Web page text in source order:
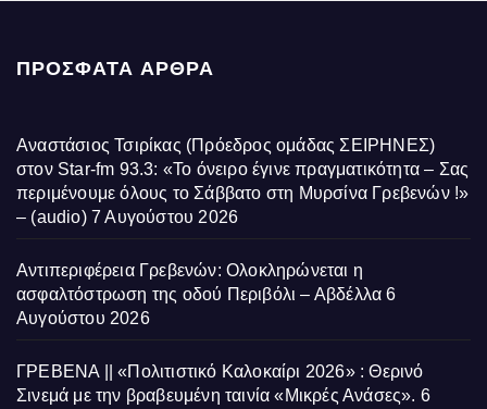
ΠΡΌΣΦΑΤΑ ΆΡΘΡΑ
Αναστάσιος Τσιρίκας (Πρόεδρος ομάδας ΣΕΙΡΗΝΕΣ)
στον Star-fm 93.3: «Το όνειρο έγινε πραγματικότητα – Σας
περιμένουμε όλους το Σάββατο στη Μυρσίνα Γρεβενών !»
– (audio) 7 Αυγούστου 2026
Αντιπεριφέρεια Γρεβενών: Ολοκληρώνεται η
ασφαλτόστρωση της οδού Περιβόλι – Αβδέλλα 6
Αυγούστου 2026
ΓΡΕΒΕΝΑ || «Πολιτιστικό Καλοκαίρι 2026» : Θερινό
Σινεμά με την βραβευμένη ταινία «Μικρές Ανάσες». 6